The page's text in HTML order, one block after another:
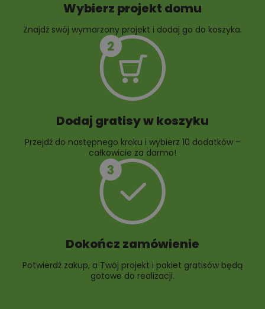
10 projektów rabat
Wybierz projekt domu
Znajdź swój wymarzony projekt i dodaj go do koszyka.
Dodaj gratisy w koszyku
Przejdź do następnego kroku i wybierz 10 dodatków –
całkowicie za darmo!
Dokończ zamówienie
Potwierdź zakup, a Twój projekt i pakiet gratisów będą
gotowe do realizacji.